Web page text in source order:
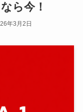
ら今！
年3月2日